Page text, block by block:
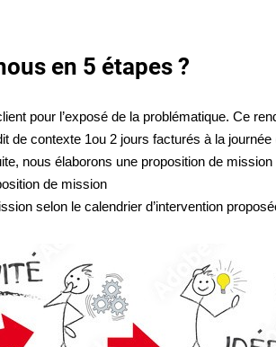
en 5 étapes ?
pour l’exposé de la problématique. Ce
de contexte 1ou 2 jours facturés à la
nous élaborons une proposition de
de mission
selon le calendrier d’intervention